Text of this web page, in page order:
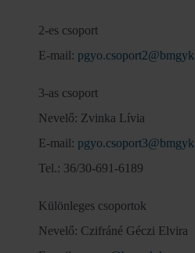
2-es csoport
E-mail:
3-as csoport
Nevelő: Zvinka Lívia
E-mail:
Tel.: 36/30-691-6189
Különleges csoportok
Nevelő: Czifráné Géczi Elvira